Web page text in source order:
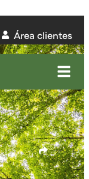
Área clientes